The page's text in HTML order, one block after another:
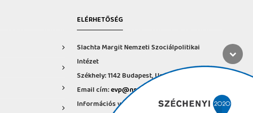
ELÉRHETŐSÉG
Slachta Margit Nemzeti Szociálpolitikai
Intézet
Székhely: 1142 Budapest, Ungvár u. 64-66.
Email cím:evp@nszi.hu
Információs vonal: +36 30 682-6371